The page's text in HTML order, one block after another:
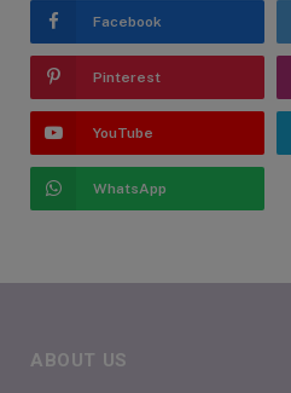
Facebook
Pinterest
YouTube
WhatsApp
ABOUT US